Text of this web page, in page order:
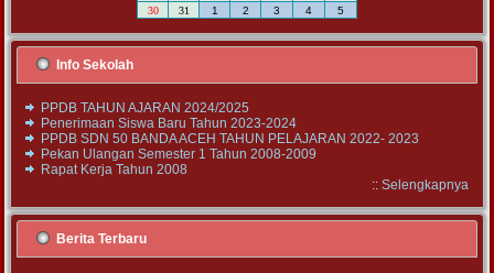
30
31 1 2 3 4 5
Info Sekolah
PPDB TAHUN AJARAN 2024/2025
Penerimaan Siswa Baru Tahun 2023-2024
PPDB SDN 50 BANDA ACEH TAHUN PELAJARAN 2022- 2023
Pekan Ulangan Semester 1 Tahun 2008-2009
Rapat Kerja Tahun 2008
:: Selengkapnya
Berita Terbaru